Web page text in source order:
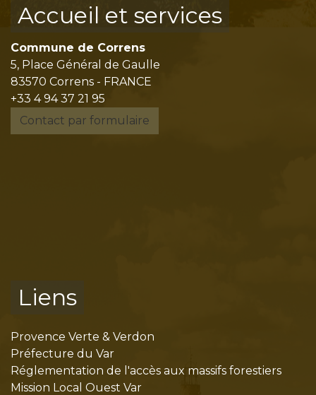
Accueil et services
Commune de Correns
5, Place Général de Gaulle
83570 Correns - FRANCE
+33 4 94 37 21 95
Contact par formulaire
Liens
Provence Verte & Verdon
Préfecture du Var
Réglementation de l'accès aux massifs forestiers
Mission Local Ouest Var